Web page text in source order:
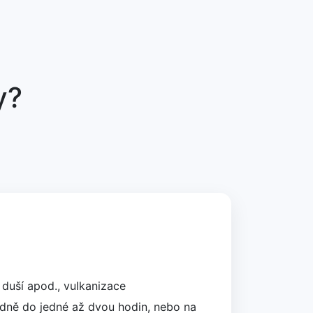
apod., vulkanizace
do jedné až dvou hodin, nebo na